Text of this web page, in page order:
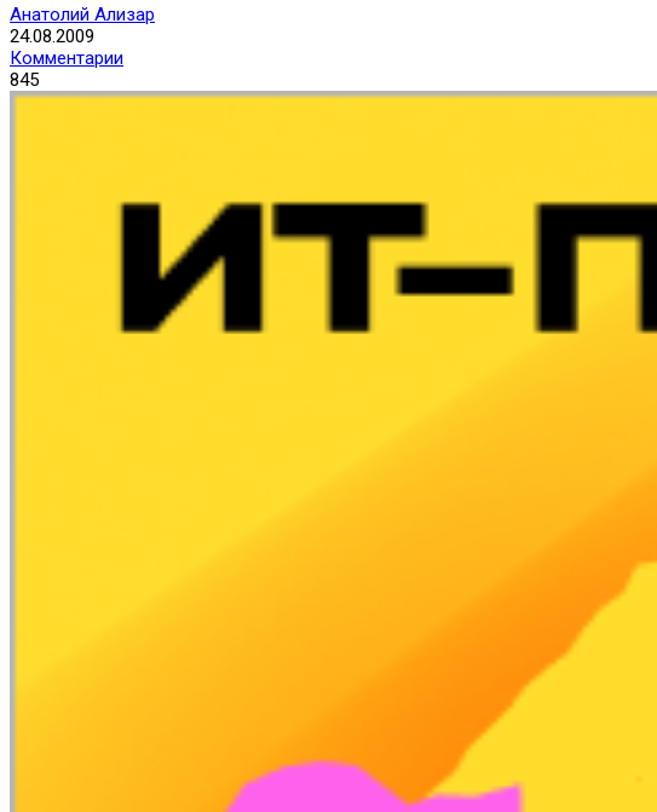
Анатолий Ализар
24.08.2009
Комментарии
845